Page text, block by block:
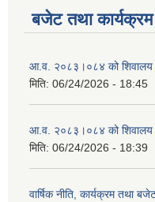
बजेट तथा कार्यक्रम
आ.व. २०८३।०८४ को शिवालय
मिति: 06/24/2026 - 18:45
आ.व. २०८३।०८४ को शिवालय
मिति: 06/24/2026 - 18:39
वार्षिक नीति, कार्यक्रम तथा